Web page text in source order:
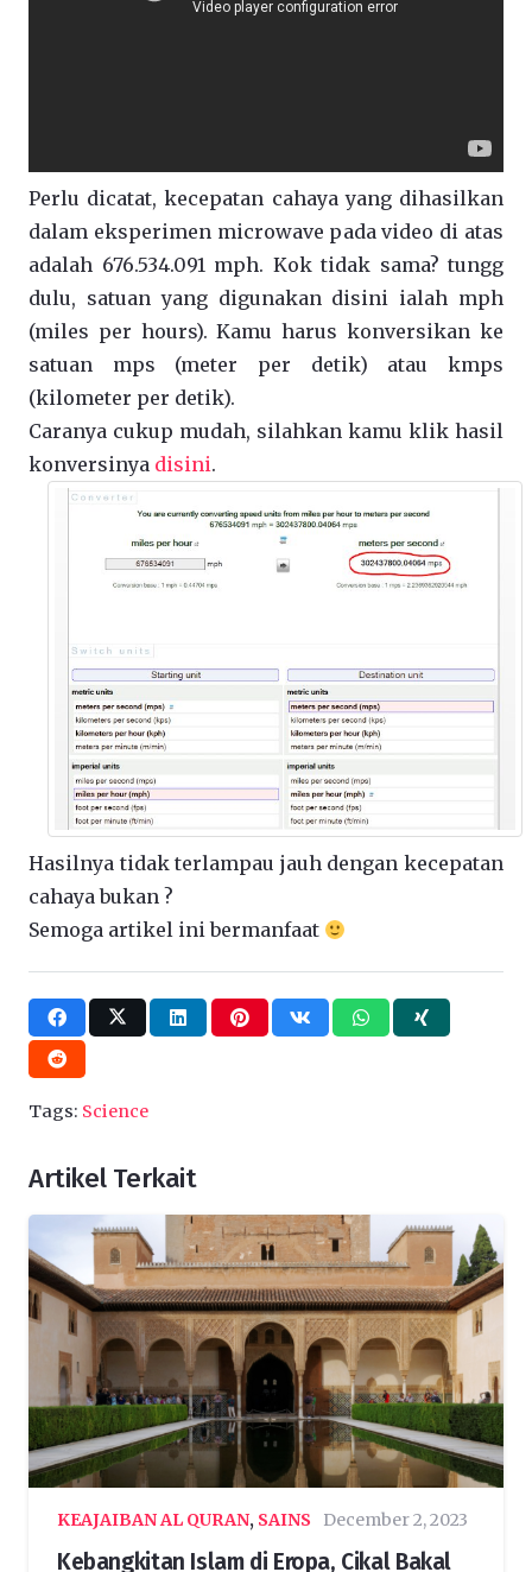
Perlu dicatat, kecepatan cahaya yang dihasilkan
dalam eksperimen microwave pada video di atas
adalah 676.534.091 mph. Kok tidak sama? tungg
dulu, satuan yang digunakan disini ialah mph
(miles per hours). Kamu harus konversikan ke
satuan mps (meter per detik) atau kmps
(kilometer per detik).
Caranya cukup mudah, silahkan kamu klik hasil
konversinya disini.
Hasilnya tidak terlampau jauh dengan kecepatan
cahaya bukan ?
Semoga artikel ini bermanfaat
Tags: Science
Artikel Terkait
KEAJAIBAN AL QURAN, SAINS December 2, 2023
Kebangkitan Islam di Eropa, Cikal Bakal